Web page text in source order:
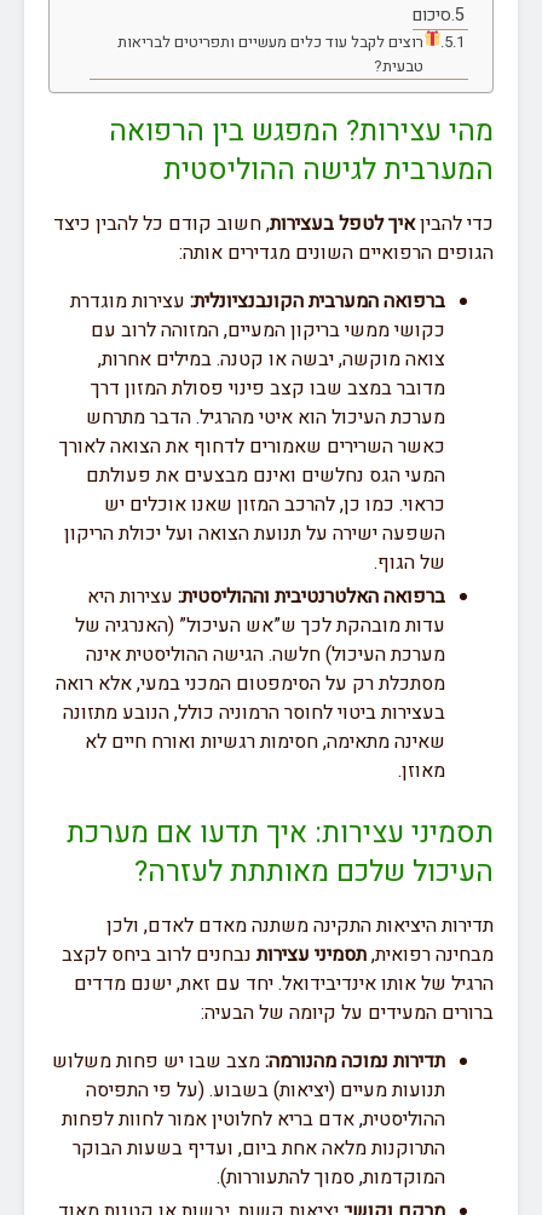
סיכום
רוצים לקבל עוד כלים מעשיים ותפריטים לבריאות
טבעית?
מהי עצירות? המפגש בין הרפואה
המערבית לגישה ההוליסטית
כדי להביןאיך לטפל בעצירות, חשוב קודם כל להבין כיצד
הגופים הרפואיים השונים מגדירים אותה:
ברפואה המערבית הקונבנציונלית: עצירות מוגדרת
כקושי ממשי בריקון המעיים, המזוהה לרוב עם
צואה מוקשה, יבשה או קטנה. במילים אחרות,
מדובר במצב שבו קצב פינוי פסולת המזון דרך
מערכת העיכול הוא איטי מהרגיל. הדבר מתרחש
כאשר השרירים שאמורים לדחוף את הצואה לאורך
המעי הגס נחלשים ואינם מבצעים את פעולתם
כראוי. כמו כן, להרכב המזון שאנו אוכלים יש
השפעה ישירה על תנועת הצואה ועל יכולת הריקון
של הגוף.
ברפואה האלטרנטיבית וההוליסטית: עצירות היא
עדות מובהקת לכך ש”אש העיכול” (האנרגיה של
מערכת העיכול) חלשה. הגישה ההוליסטית אינה
מסתכלת רק על הסימפטום המכני במעי, אלא רואה
בעצירות ביטוי לחוסר הרמוניה כולל, הנובע מתזונה
שאינה מתאימה, חסימות רגשיות ואורח חיים לא
מאוזן.
תסמיני עצירות: איך תדעו אם מערכת
העיכול שלכם מאותתת לעזרה?
תדירות היציאות התקינה משתנה מאדם לאדם, ולכן
מבחינה רפואית,תסמיני עצירותנבחנים לרוב ביחס לקצב
הרגיל של אותו אינדיבידואל. יחד עם זאת, ישנם מדדים
ברורים המעידים על קיומה של הבעיה:
תדירות נמוכה מהנורמה:מצב שבו יש פחות משלוש
תנועות מעיים (יציאות) בשבוע. (על פי התפיסה
ההוליסטית, אדם בריא לחלוטין אמור לחוות לפחות
התרוקנות מלאה אחת ביום, ועדיף בשעות הבוקר
המוקדמות, סמוך להתעוררות).